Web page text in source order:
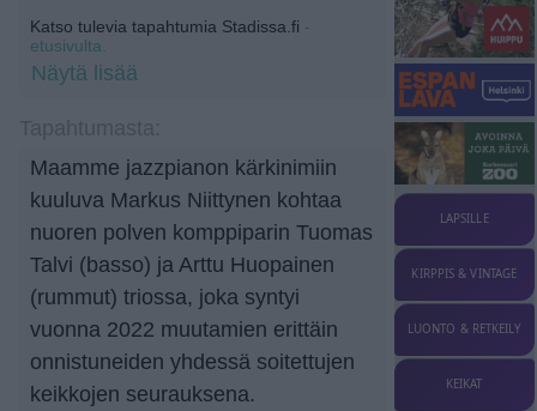
Katso tulevia tapahtumia Stadissa.fi -
etusivulta.
Näytä lisää
Maamme jazzpianon kärkinimiin
kuuluva Markus Niittynen kohtaa
nuoren polven komppiparin Tuomas
Talvi (basso) ja Arttu Huopainen
(rummut) triossa, joka syntyi
vuonna 2022 muutamien erittäin
onnistuneiden yhdessä soitettujen
keikkojen seurauksena.
LAPSILLE
KIRPPIS & VINTAGE
LUONTO & RETKEILY
KEIKAT